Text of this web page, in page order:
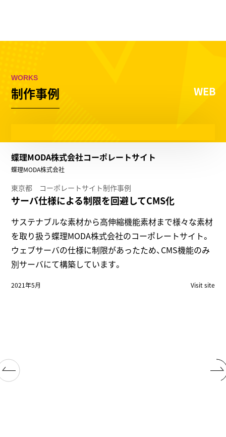
WORKS
制作事例 WEB
蝶理MODA株式会社コーポレートサイト
蝶理MODA株式会社
東京都 コーポレートサイト制作事例
サーバ仕様による制限を回避してCMS化
サステナブルな素材から高伸縮機能素材まで様々な素材
を取り扱う蝶理MODA株式会社のコーポレートサイト。
ウェブサーバの仕様に制限があったため、CMS機能のみ
別サーバにて構築しています。
2021年5月 Visit site